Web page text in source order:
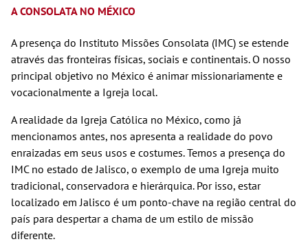
A CONSOLATA NO MÉXICO
A presença do Instituto Missões Consolata (IMC) se estende
através das fronteiras físicas, sociais e continentais. O nosso
principal objetivo no México é animar missionariamente e
vocacionalmente a Igreja local.
A realidade da Igreja Católica no México, como já
mencionamos antes, nos apresenta a realidade do povo
enraizadas em seus usos e costumes. Temos a presença do
IMC no estado de Jalisco, o exemplo de uma Igreja muito
tradicional, conservadora e hierárquica. Por isso, estar
localizado em Jalisco é um ponto-chave na região central do
país para despertar a chama de um estilo de missão
diferente.